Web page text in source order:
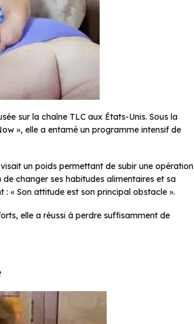
sur la chaîne TLC aux États-Unis. Sous la
», elle a entamé un programme intensif de
un poids permettant de subir une opération
changer ses habitudes alimentaires et sa
« Son attitude est son principal obstacle ».
elle a réussi à perdre suffisamment de